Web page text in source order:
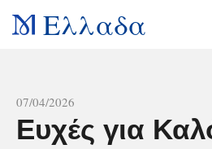
Ελλαδα
07/04/2026
Ευχές για